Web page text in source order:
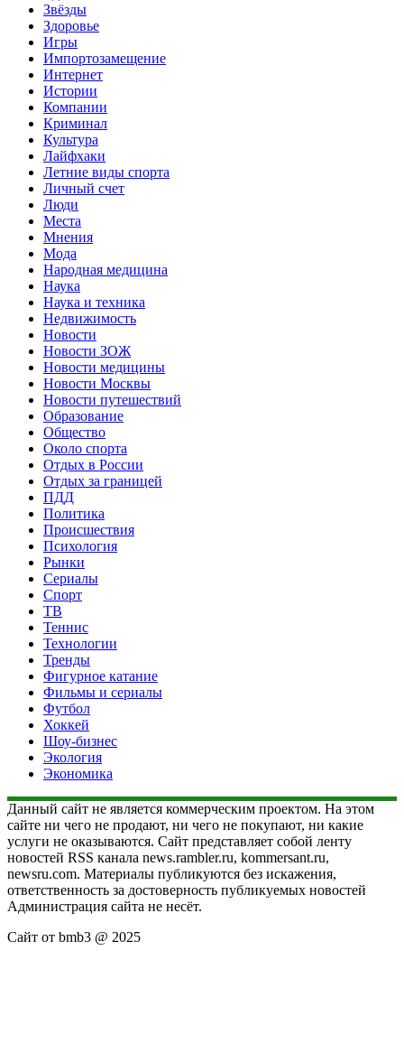
Звёзды
Здоровье
Игры
Импортозамещение
Интернет
Истории
Компании
Криминал
Культура
Лайфхаки
Летние виды спорта
Личный счет
Люди
Места
Мнения
Мода
Народная медицина
Наука
Наука и техника
Недвижимость
Новости
Новости ЗОЖ
Новости медицины
Новости Москвы
Новости путешествий
Образование
Общество
Около спорта
Отдых в России
Отдых за границей
ПДД
Политика
Происшествия
Психология
Рынки
Сериалы
Спорт
ТВ
Теннис
Технологии
Тренды
Фигурное катание
Фильмы и сериалы
Футбол
Хоккей
Шоу-бизнес
Экология
Экономика
Данный сайт не является коммерческим проектом. На этом
сайте ни чего не продают, ни чего не покупают, ни какие
услуги не оказываются. Сайт представляет собой ленту
новостей RSS канала news.rambler.ru, kommersant.ru,
newsru.com. Материалы публикуются без искажения,
ответственность за достоверность публикуемых новостей
Администрация сайта не несёт.
Сайт от bmb3 @ 2025